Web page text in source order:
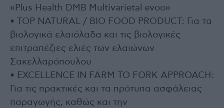
«Plus Health DMB Multivarietal evoo»
• TOP NATURAL / BIO FOOD PRODUCT: Για τα
βιολογικά ελαιόλαδα και τις βιολογικές
επιτραπέζιες ελιές των ελαιώνων
Σακελλαρόπουλου
• EXCELLENCE IN FARM TO FORK APPROACH:
Για τις πρακτικές και τα πρότυπα ασφάλειας
παραγωγής, καθώς και την